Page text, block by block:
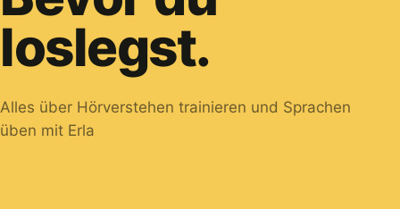
loslegst.
Alles über Hörverstehen trainieren und Sprachen
üben mit Erla